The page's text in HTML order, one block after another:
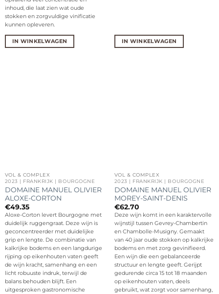
inhoud, die laat zien wat oude
stokken en zorgvuldige vinificatie
kunnen opleveren.
IN WINKELWAGEN IN WINKELWAGEN
VOL & COMPLEX
2023 | FRANKRIJK | BOURGOGNE
DOMAINE MANUEL OLIVIER
ALOXE-CORTON
€49.35
Aloxe-Corton levert Bourgogne met
duidelijk ruggengraat. Deze wijn is
geconcentreerder met duidelijke
grip en lengte. De combinatie van
kalkrijke bodems en een langdurige
rijping op eikenhouten vaten geeft
de wijn kracht, samenhang en een
licht robuuste indruk, terwijl de
balans behouden blijft. Een
uitgesproken gastronomische
VOL & COMPLEX
2023 | FRANKRIJK | BOURGOGNE
DOMAINE MANUEL OLIVIER
MOREY-SAINT-DENIS
€62.70
Deze wijn komt in een karaktervolle
wijnstijl tussen Gevrey-Chambertin
en Chambolle-Musigny. Gemaakt
van 40 jaar oude stokken op kalkrijke
bodems en met zorg gevinifieerd.
Een wijn die een gebalanceerde
structuur en lengte geeft. Gerijpt
gedurende circa 15 tot 18 maanden
op eikenhouten vaten, deels
gebruikt, wat zorgt voor samenhang,